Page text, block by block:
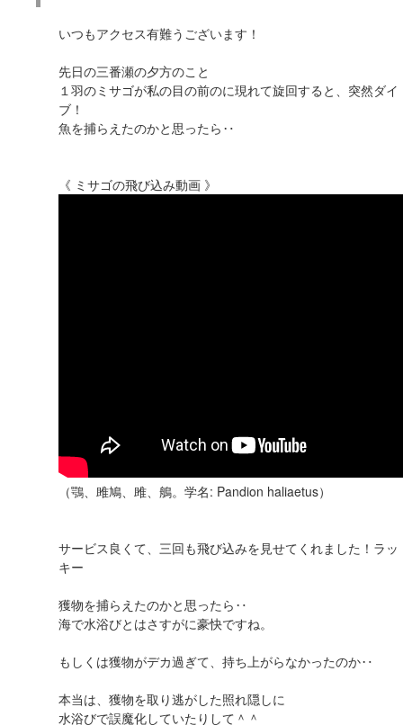
いつもアクセス有難うございます！
先日の三番瀬の夕方のこと
１羽のミサゴが私の目の前のに現れて旋回すると、突然ダイ
ブ！
魚を捕らえたのかと思ったら‥
《 ミサゴの飛び込み動画 》
（鶚、雎鳩、雎、鵃。学名: Pandion haliaetus）
サービス良くて、三回も飛び込みを見せてくれました！ラッ
キー
獲物を捕らえたのかと思ったら‥
海で水浴びとはさすがに豪快ですね。
もしくは獲物がデカ過ぎて、持ち上がらなかったのか‥
本当は、獲物を取り逃がした照れ隠しに
水浴びで誤魔化していたりして＾＾